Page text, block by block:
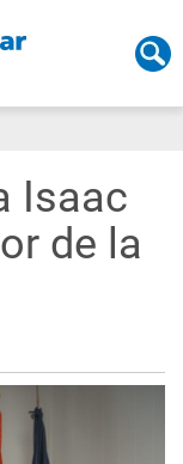
Isaac
de la